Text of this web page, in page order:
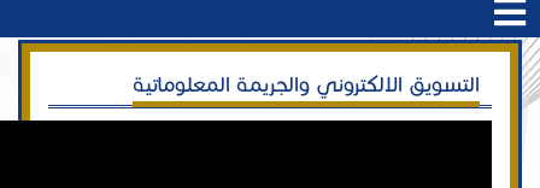
التسويق الالكتروني والجريمة المعلوماتية